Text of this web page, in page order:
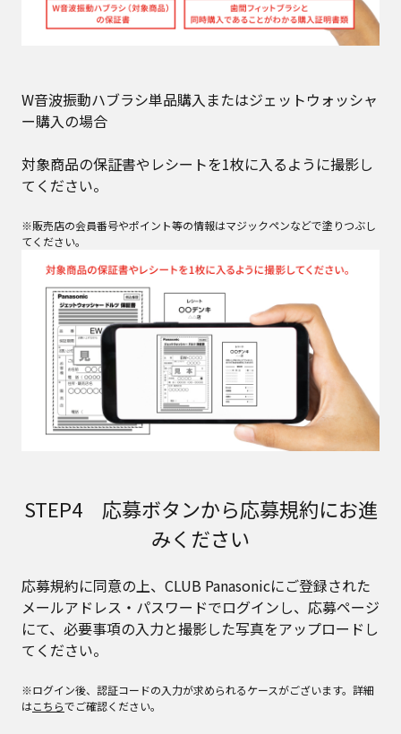
W音波振動ハブラシ単品購入またはジェットウォッシャ
ー購入の場合
対象商品の保証書やレシートを1枚に入るように撮影し
てください。
※販売店の会員番号やポイント等の情報はマジックペンなどで塗りつぶし
てください。
STEP4 応募ボタンから応募規約にお進
みください
応募規約に同意の上、CLUB Panasonicにご登録された
メールアドレス・パスワードでログインし、応募ページ
にて、必要事項の入力と撮影した写真をアップロードし
てください。
※ログイン後、認証コードの入力が求められるケースがございます。詳細
はこちらでご確認ください。